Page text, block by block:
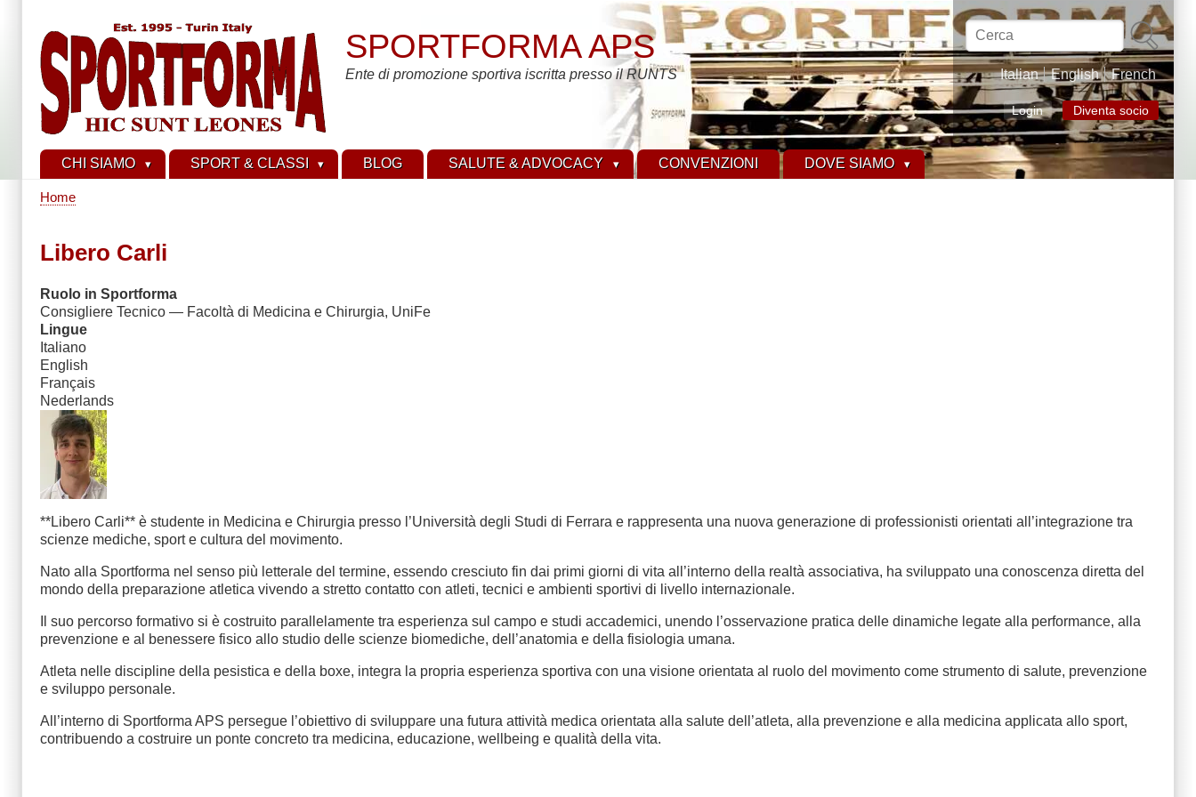
contenuto
principale
Cerca
Italian English French
Login Diventa socio
SPORTFORMA APS
Ente di promozione sportiva iscritta presso il RUNTS
CHI SIAMO SPORT & CLASSI BLOG SALUTE & ADVOCACY CONVENZIONI DOVE SIAMO
di
pane
Home
Libero Carli
Ruolo in Sportforma
Consigliere Tecnico — Facoltà di Medicina e Chirurgia, UniFe
Lingue
Italiano
English
Français
Nederlands
**Libero Carli** è studente in Medicina e Chirurgia presso l’Università degli Studi di Ferrara e rappresenta una nuova generazione di professionisti orientati all’integrazione tra
scienze mediche, sport e cultura del movimento.
Nato alla Sportforma nel senso più letterale del termine, essendo cresciuto fin dai primi giorni di vita all’interno della realtà associativa, ha sviluppato una conoscenza diretta del
mondo della preparazione atletica vivendo a stretto contatto con atleti, tecnici e ambienti sportivi di livello internazionale.
Il suo percorso formativo si è costruito parallelamente tra esperienza sul campo e studi accademici, unendo l’osservazione pratica delle dinamiche legate alla performance, alla
prevenzione e al benessere fisico allo studio delle scienze biomediche, dell’anatomia e della fisiologia umana.
Atleta nelle discipline della pesistica e della boxe, integra la propria esperienza sportiva con una visione orientata al ruolo del movimento come strumento di salute, prevenzione
e sviluppo personale.
All’interno di Sportforma APS persegue l’obiettivo di sviluppare una futura attività medica orientata alla salute dell’atleta, alla prevenzione e alla medicina applicata allo sport,
contribuendo a costruire un ponte concreto tra medicina, educazione, wellbeing e qualità della vita.